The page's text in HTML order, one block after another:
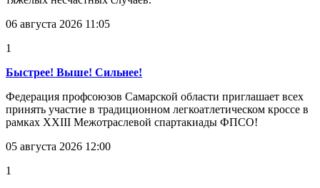
06 августа 2026 11:05
1
Быстрее! Выше! Сильнее!
Федерация профсоюзов Самарской области приглашает всех
принять участие в традиционном легкоатлетическом кроссе в
рамках XXIII Межотраслевой спартакиады ФПСО!
05 августа 2026 12:00
1